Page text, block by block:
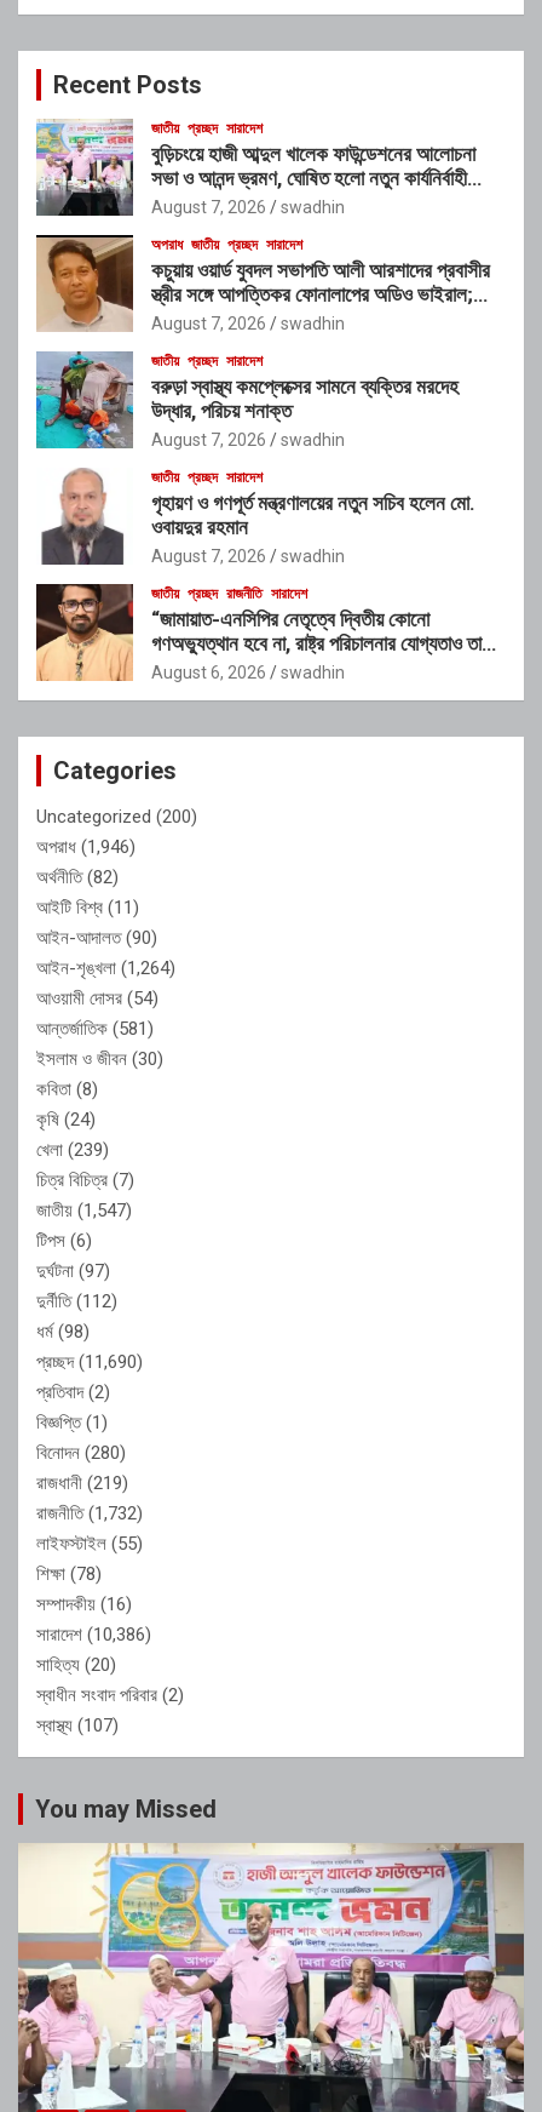
c
Recent Posts
জাতীয় প্রচ্ছদ সারাদেশ
বুড়িচংয়ে হাজী আব্দুল খালেক ফাউন্ডেশনের আলোচনা
সভা ও আনন্দ ভ্রমণ, ঘোষিত হলো নতুন কার্যনির্বাহী
কমিটি
August 7, 2026 swadhin
অপরাধ জাতীয় প্রচ্ছদ সারাদেশ
কচুয়ায় ওয়ার্ড যুবদল সভাপতি আলী আরশাদের প্রবাসীর
স্ত্রীর সঙ্গে আপত্তিকর ফোনালাপের অডিও ভাইরাল;
শাস্তির দাবি এলাকাবাসীর
August 7, 2026 swadhin
জাতীয় প্রচ্ছদ সারাদেশ
বরুড়া স্বাস্থ্য কমপ্লেক্সের সামনে ব্যক্তির মরদেহ
উদ্ধার, পরিচয় শনাক্ত
August 7, 2026 swadhin
জাতীয় প্রচ্ছদ সারাদেশ
গৃহায়ণ ও গণপূর্ত মন্ত্রণালয়ের নতুন সচিব হলেন মো.
ওবায়দুর রহমান
August 7, 2026 swadhin
জাতীয় প্রচ্ছদ রাজনীতি সারাদেশ
“জামায়াত-এনসিপির নেতৃত্বে দ্বিতীয় কোনো
গণঅভ্যুত্থান হবে না, রাষ্ট্র পরিচালনার যোগ্যতাও তাদের
নেই”: রাশেদ খাঁনের
August 6, 2026 swadhin
Categories
Uncategorized (200)
অপরাধ (1,946)
অর্থনীতি(82)
আইটি বিশ্ব (11)
আইন-আদালত(90)
আইন-শৃঙ্খলা (1,264)
আওয়ামী দোসর (54)
আন্তর্জাতিক (581)
ইসলাম ও জীবন (30)
কবিতা (8)
কৃষি (24)
খেলা (239)
চিত্র বিচিত্র (7)
জাতীয় (1,547)
টিপস (6)
দুর্ঘটনা (97)
দুর্নীতি(112)
ধর্ম(98)
প্রচ্ছদ(11,690)
প্রতিবাদ(2)
বিজ্ঞপ্তি(1)
বিনোদন (280)
রাজধানী (219)
রাজনীতি(1,732)
লাইফস্টাইল (55)
শিক্ষা (78)
সম্পাদকীয় (16)
সারাদেশ (10,386)
সাহিত্য (20)
স্বাধীন সংবাদ পরিবার (2)
স্বাস্থ্য (107)
You may Missed